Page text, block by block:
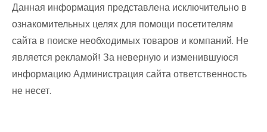
Данная информация представлена исключительно в
ознакомительных целях для помощи посетителям
сайта в поиске необходимых товаров и компаний. Не
является рекламой! За неверную и изменившуюся
информацию Администрация сайта ответственность
не несет.